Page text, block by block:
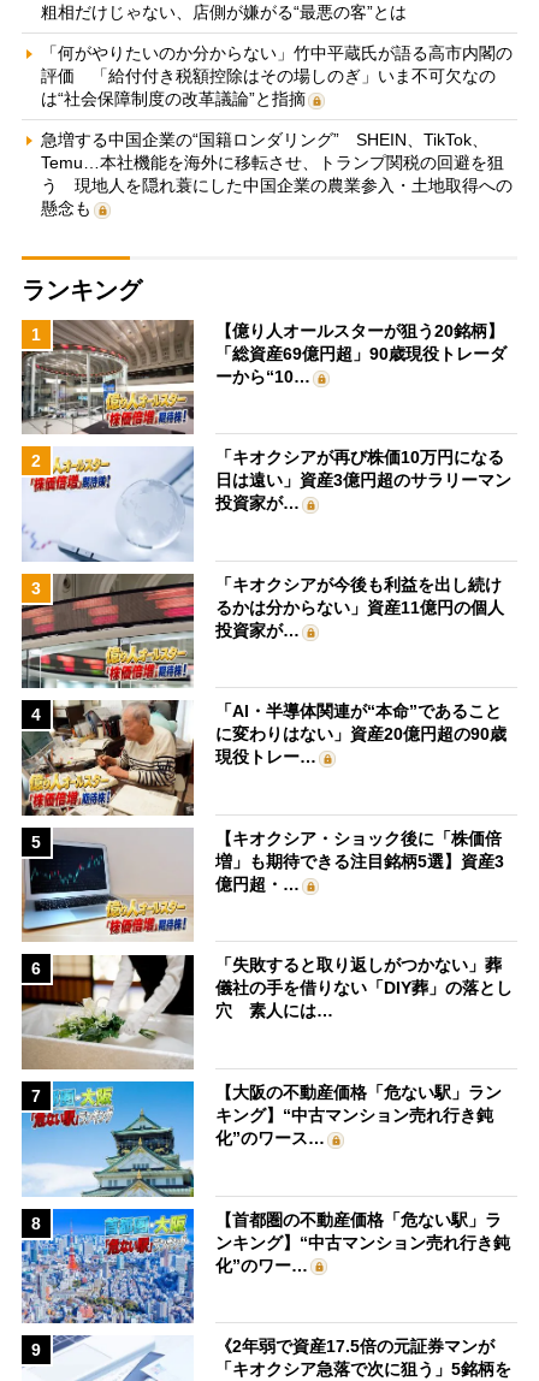
粗相だけじゃない、店側が嫌がる“最悪の客”とは
「何がやりたいのか分からない」竹中平蔵氏が語る高市内閣の
評価 「給付付き税額控除はその場しのぎ」いま不可欠なの
は“社会保障制度の改革議論”と指摘
急増する中国企業の“国籍ロンダリング” SHEIN、TikTok、
Temu…本社機能を海外に移転させ、トランプ関税の回避を狙
う 現地人を隠れ蓑にした中国企業の農業参入・土地取得への
懸念も
ランキング
1
【億り人オールスターが狙う20銘柄】
「総資産69億円超」90歳現役トレーダ
ーから“10…
2
「キオクシアが再び株価10万円になる
日は遠い」資産3億円超のサラリーマン
投資家が…
3
「キオクシアが今後も利益を出し続け
るかは分からない」資産11億円の個人
投資家が…
4
「AI・半導体関連が“本命”であること
に変わりはない」資産20億円超の90歳
現役トレー…
5
【キオクシア・ショック後に「株価倍
増」も期待できる注目銘柄5選】資産3
億円超・…
6
「失敗すると取り返しがつかない」葬
儀社の手を借りない「DIY葬」の落とし
穴 素人には…
7
【大阪の不動産価格「危ない駅」ラン
キング】“中古マンション売れ行き鈍
化”のワース…
8
【首都圏の不動産価格「危ない駅」ラ
ンキング】“中古マンション売れ行き鈍
化”のワー…
9
《2年弱で資産17.5倍の元証券マンが
「キオクシア急落で次に狙う」5銘柄を